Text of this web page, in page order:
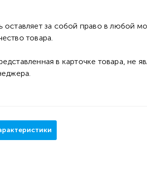
оставляет за собой право в любой
товара.
в карточке товара, не